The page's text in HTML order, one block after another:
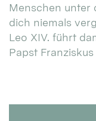
Menschen unter
dich niemals
Leo XIV. führt
Papst